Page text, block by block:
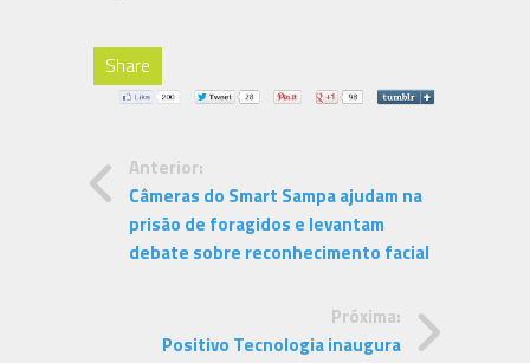
Share
Anterior:
Câmeras do Smart Sampa ajudam na
prisão de foragidos e levantam
debate sobre reconhecimento facial
Próxima:
Positivo Tecnologia inaugura